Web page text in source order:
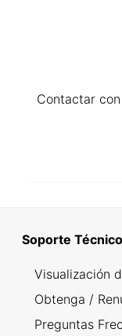
Contactar
Soporte Técnico
Visualización
Obtenga /
Preguntas